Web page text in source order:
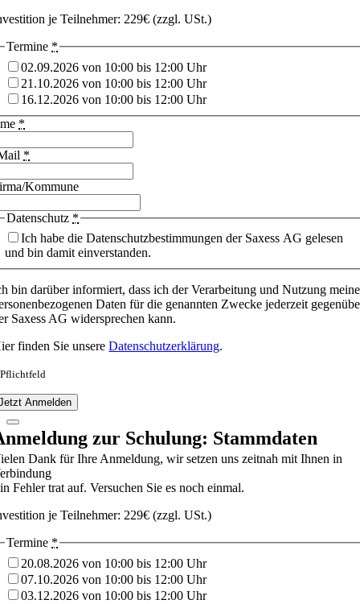
je Teilnehmer: 229€ (zzgl. USt.)
Termine *
02.09.2026 von 10:00 bis 12:00 Uhr
21.10.2026 von 10:00 bis 12:00 Uhr
16.12.2026 von 10:00 bis 12:00 Uhr
*
*
Kommune
Datenschutz *
Ich habe die Datenschutzbestimmungen der Saxess AG gelesen
und bin damit einverstanden.
bin darüber informiert, dass ich der Verarbeitung und Nutzung
Daten für die genannten Zwecke jederzeit
Saxess AG widersprechen kann.
finden Sie unsereDatenschutzerklärung.
Anmelden
zur Schulung: Stammdaten
Dank für Ihre Anmeldung, wir setzen uns zeitnah mit Ihnen in
Fehler trat auf. Versuchen Sie es noch einmal.
je Teilnehmer: 229€ (zzgl. USt.)
Termine *
20.08.2026 von 10:00 bis 12:00 Uhr
07.10.2026 von 10:00 bis 12:00 Uhr
03.12.2026 von 10:00 bis 12:00 Uhr